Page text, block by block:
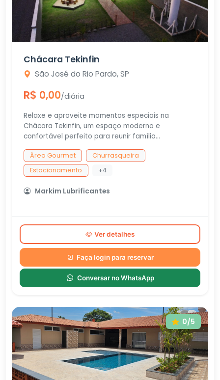
Chácara Tekinfin
São José do Rio Pardo, SP
R$ 0,00/diária
Relaxe e aproveite momentos especiais na
Chácara Tekinfin, um espaço moderno e
confortável perfeito para reunir família...
Área Gourmet
Churrasqueira
Estacionamento
+4
Markim Lubrificantes
Ver detalhes
Faça login para reservar
Conversar no WhatsApp
0/5